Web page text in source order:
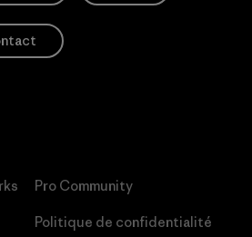
Pro Community
Politique de confidentialité